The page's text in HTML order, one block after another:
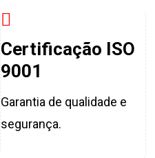
Certificação ISO
9001
Garantia de qualidade e
segurança.